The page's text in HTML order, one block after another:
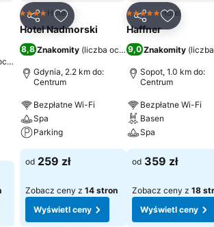
7332
UdostępnijDodaj do ulubionych
4 Kategoria
Hotel
Hotel Nadmorski
8,8 Znakomity (liczba ocen: 5464)
Gdynia, 2.2 km do:
Centrum
Bezpłatne Wi-Fi
Spa
Parking
od 259 zł
Zobacz ceny z 14 stron
Wyświetl ceny
UdostępnijDodaj
5 KategoriaHotel
Haffner
9,0 Znakomity (
Sopot, 1.0 km do:
Centrum
Bezpłatne Wi-Fi
Basen
Spa
od 359 zł
Zobacz ceny z 18
Wyświetl ceny